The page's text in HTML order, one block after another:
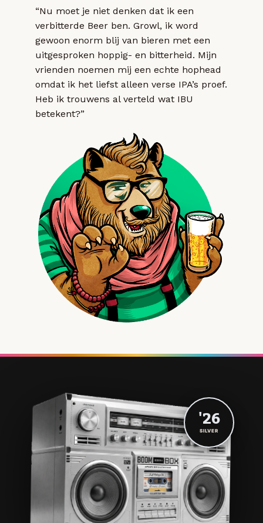
“Nu moet je niet denken dat ik een
verbitterde Beer ben. Growl, ik word
gewoon enorm blij van bieren met een
uitgesproken hoppig- en bitterheid. Mijn
vrienden noemen mij een echte hophead
omdat ik het liefst alleen verse IPA’s proef.
Heb ik trouwens al verteld wat IBU
betekent?”
'26
SILVER